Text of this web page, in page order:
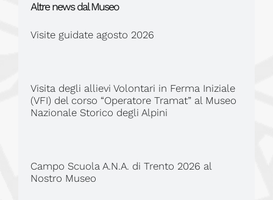
Altre news dal Museo
Visite guidate agosto 2026
Visita degli allievi Volontari in Ferma Iniziale
(VFI) del corso “Operatore Tramat” al Museo
Nazionale Storico degli Alpini
Campo Scuola A.N.A. di Trento 2026 al
Nostro Museo